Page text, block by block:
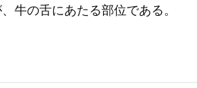
牛の舌にあたる部位である。